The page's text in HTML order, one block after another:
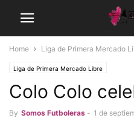
Home Liga de Primera Mercado
Liga de Primera Mercado Libre
Colo Colo
By Somos Futboleras - 1 de